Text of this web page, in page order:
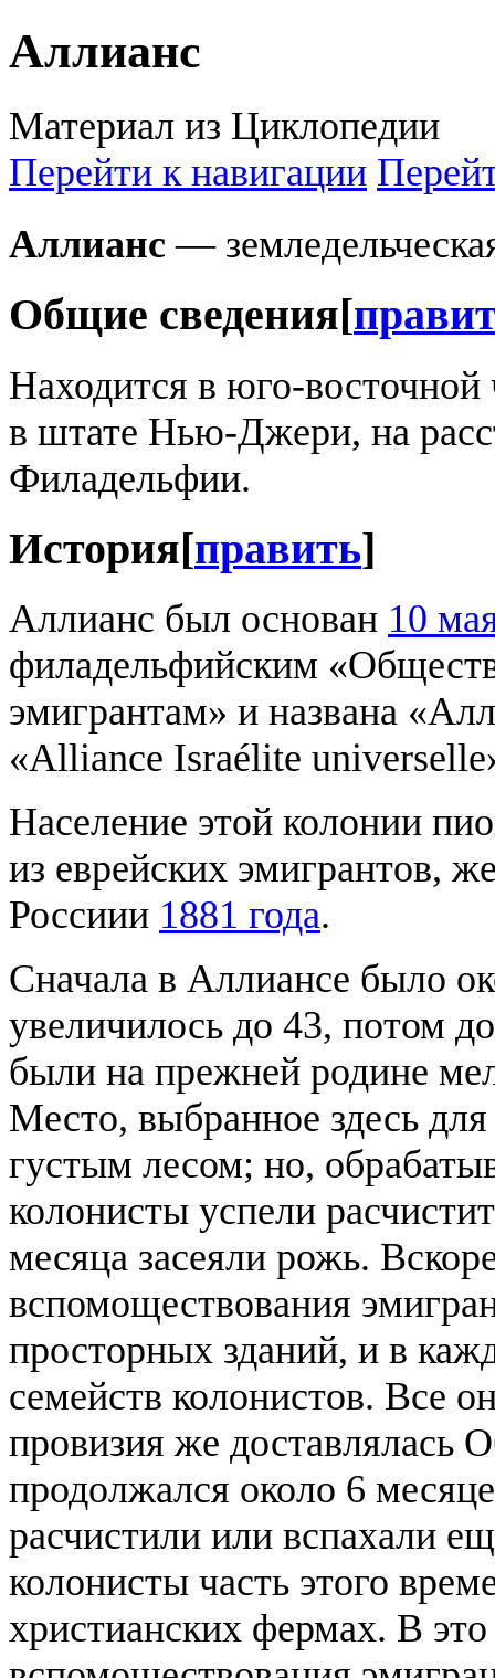
Аллианс
Материал из Циклопедии
Перейти к навигации
Аллианс —
Общие сведения[
Находится в юго-
в штате Нью-Джери, на
Филадельфии.
История[править]
Аллианс был основан 10
филадельфийским
эмигрантам» и названа
«Alliance Israélite
Население этой колонии
из еврейских эмигрантов,
Россиии 1881 года.
Сначала в Аллиансе было
увеличилось до 43, потом
были на прежней родине
Место, выбранное здесь
густым лесом; но,
колонисты успели
месяца засеяли рожь.
вспомоществования
просторных зданий, и в
семейств колонистов. Все
провизия же доставлялась
продолжался около 6
расчистили или вспахали
колонисты часть этого
христианских фермах. В